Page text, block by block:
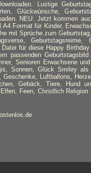
Lustige
Glückwünsche,
NEU: Jetzt kommen
Format für Kinder,
mit Sprüche zum
Geburtstagsreime,
für diese Happy
passenden
Senioren Erwachsene
Sonnen, Glück Smiley als
Luftballons,
Gebäck, Tiere, Hund
Feen, Christlich